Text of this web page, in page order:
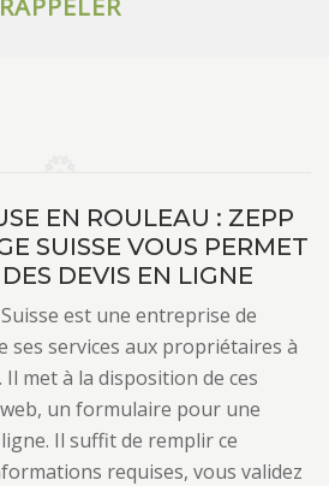
EN ROULEAU : ZEPP
SUISSE VOUS PERMET
DEVIS EN LIGNE
est une entreprise de
ses services aux propriétaires à
Il met à la disposition de ces
un formulaire pour une
Il suffit de remplir ce
requises, vous validez